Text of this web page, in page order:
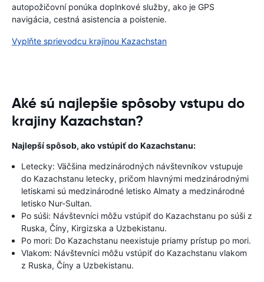
autopožičovní ponúka doplnkové služby, ako je GPS
navigácia, cestná asistencia a poistenie.
Vyplňte sprievodcu krajinou Kazachstan
Aké sú najlepšie spôsoby vstupu do
krajiny Kazachstan?
Najlepší spôsob, ako vstúpiť do Kazachstanu:
Letecky: Väčšina medzinárodných návštevníkov vstupuje
do Kazachstanu letecky, pričom hlavnými medzinárodnými
letiskami sú medzinárodné letisko Almaty a medzinárodné
letisko Nur-Sultan.
Po súši: Návštevníci môžu vstúpiť do Kazachstanu po súši z
Ruska, Číny, Kirgizska a Uzbekistanu.
Po mori: Do Kazachstanu neexistuje priamy prístup po mori.
Vlakom: Návštevníci môžu vstúpiť do Kazachstanu vlakom
z Ruska, Číny a Uzbekistanu.